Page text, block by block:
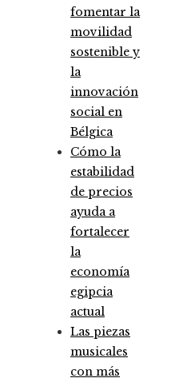
fomentar la
movilidad
sostenible y
la
innovación
social en
Bélgica
Cómo la
estabilidad
de precios
ayuda a
fortalecer
la
economía
egipcia
actual
Las piezas
musicales
con más